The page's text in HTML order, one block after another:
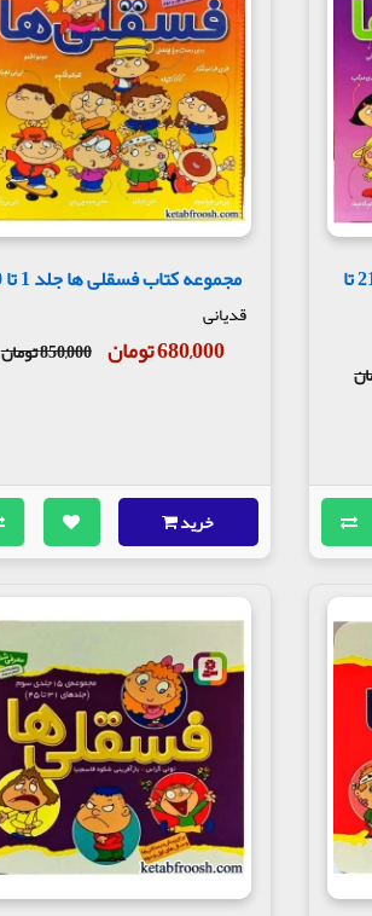
مجموعه کتاب فسقلی ها جلد 21 تا مجموعه کتاب فسقلی ها جلد 1 تا 10
قدیانی
680,000 تومان 850,000 تومان
خرید